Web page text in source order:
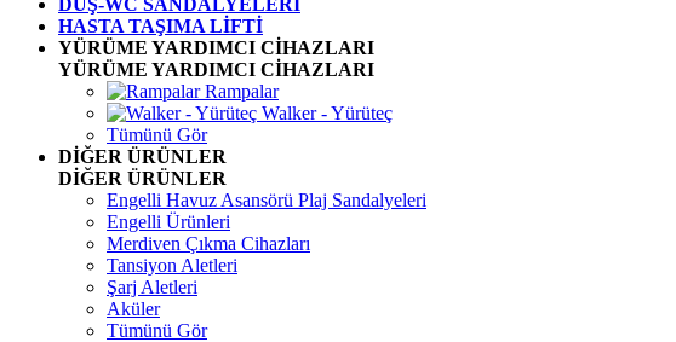
DUŞ-WC SANDALYELERİ
HASTA TAŞIMA LİFTİ
YÜRÜME YARDIMCI CİHAZLARI
YÜRÜME YARDIMCI CİHAZLARI
Rampalar
Walker - Yürüteç
Tümünü Gör
DİĞER ÜRÜNLER
DİĞER ÜRÜNLER
Engelli Havuz Asansörü Plaj Sandalyeleri
Engelli Ürünleri
Merdiven Çıkma Cihazları
Tansiyon Aletleri
Şarj Aletleri
Aküler
Tümünü Gör